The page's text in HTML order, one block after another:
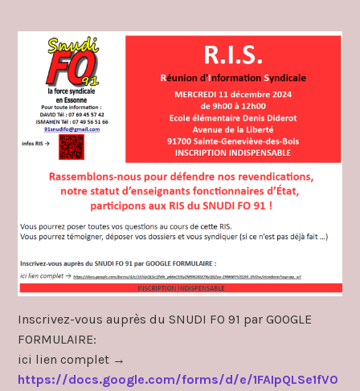
Inscrivez-vous auprès du SNUDI FO 91 par GOOGLE
FORMULAIRE:
ici lien complet →
https://docs.google.com/forms/d/e/1FAIpQLSe1fV0